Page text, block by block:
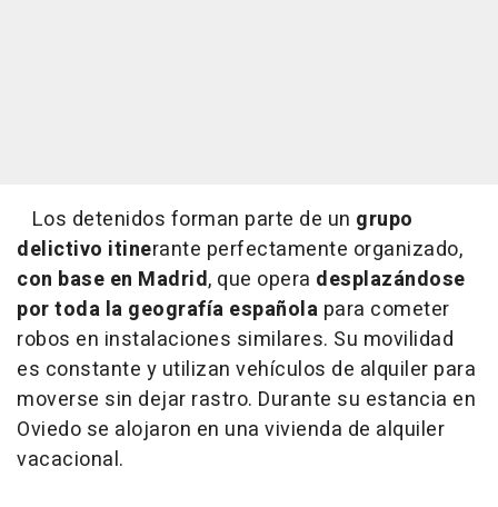
Los detenidos forman parte de un grupo
delictivo itinerante perfectamente organizado,
con base en Madrid, que opera desplazándose
por toda la geografía española para cometer
robos en instalaciones similares. Su movilidad
es constante y utilizan vehículos de alquiler para
moverse sin dejar rastro. Durante su estancia en
Oviedo se alojaron en una vivienda de alquiler
vacacional.